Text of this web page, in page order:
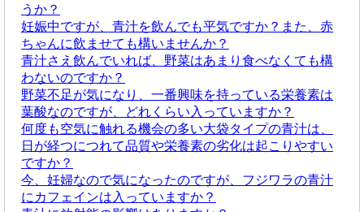
うか？
妊娠中ですが、青汁を飲んでも平気ですか？また、赤
ちゃんに飲ませても構いませんか？
青汁さえ飲んでいれば、野菜はあまり食べなくても構
わないのですか？
野菜不足が気になり、一番興味を持っている栄養素は
葉酸なのですが、どれくらい入っていますか？
何度も空気に触れる機会の多い大袋タイプの青汁は、
日が経つにつれて品質や栄養素の劣化は起こりやすい
ですか？
今、妊婦なので気になったのですが、フジワラの青汁
にカフェインは入っていますか？